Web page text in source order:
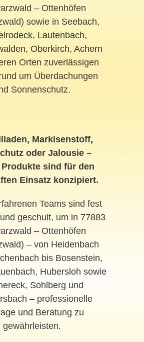
– Ottenhöfen
sowie in Seebach,
, Lautenbach,
, Oberkirch, Achern
Orten zuverlässigen
um Überdachungen
Sonnenschutz.
Markisenstoff,
oder Jalousie –
sind für den
Einsatz konzipiert.
Teams sind fest
geschult, um in 77883
– Ottenhöfen
– von Heidenbach
bis Bosenstein,
Hubersloh sowie
Sohlberg und
– professionelle
und Beratung zu
gewährleisten.